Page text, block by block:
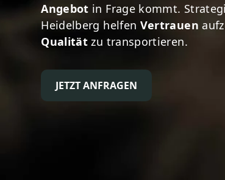
Angebot in Frage kommt.
Heidelberg helfen Vertrauen
Qualität zu transportieren.
JETZT ANFRAGEN